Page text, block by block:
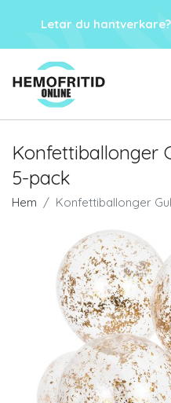
Letar du hantverkare?
Konfettiballonger
5-pack
Hem Konfettiballonger